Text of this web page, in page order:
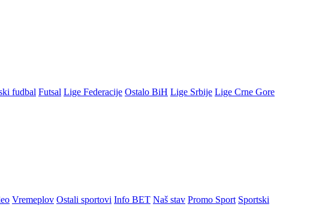
fudbal Futsal Lige Federacije Ostalo BiH Lige Srbije Lige Crne Gore
Vremeplov Ostali sportovi Info BET Naš stav Promo Sport Sportski